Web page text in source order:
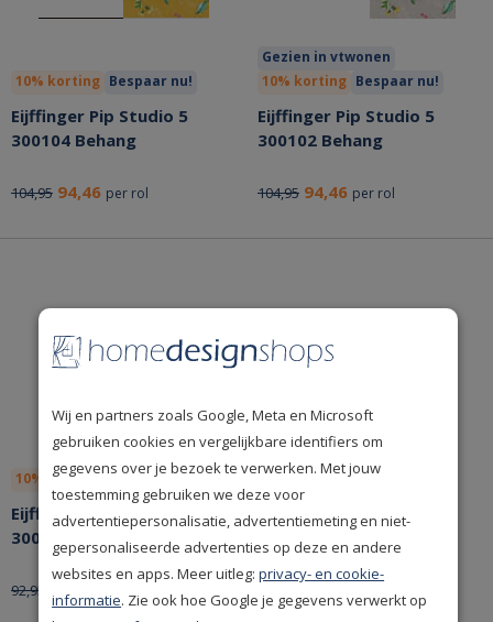
10% korting Bespaar nu!
Eijffinger Pip Studio 5
300104 Behang
104,95 94,46 per rol
Gezien in vtwonen
10% korting Bespaar nu!
Eijffinger Pip Studio 5
300102 Behang
104,95 94,46 per rol
10% korting Bespaar nu!
Eijffinger Pip Studio 5
300135 Behang
92,95 83,66
10% korting Bespaar nu!
Eijffinger Pip Studio 5
300107 Behang
per rol
Wij en partners zoals Google, Meta en Microsoft
gebruiken cookies en vergelijkbare identifiers om
gegevens over je bezoek te verwerken. Met jouw
toestemming gebruiken we deze voor
advertentiepersonalisatie, advertentiemeting en niet-
gepersonaliseerde advertenties op deze en andere
websites en apps. Meer uitleg:privacy- en cookie-
informatie. Zie ook hoe Google je gegevens verwerkt op